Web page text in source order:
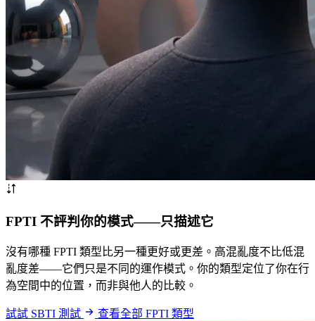
FPTI 不評判你的模式——只描述它
沒有哪種 FPTI 類型比另一種更好或更差。高混亂度不比低混
亂度差——它們只是不同的運作模式。你的類型定位了你在行
為空間中的位置，而非與他人的比較。
試試 SBTI 測試 查看全部 FPTI 類型